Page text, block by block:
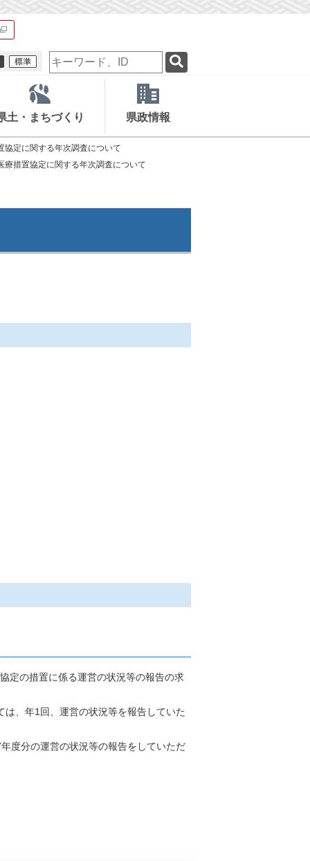
検
索
ー
ー
ド
土・まちづくり 県政情報
協定に関する年次調査について
療措置協定に関する年次調査について
定の措置に係る運営の状況等の報告の求
、年1回、運営の状況等を報告していた
度分の運営の状況等の報告をしていただ